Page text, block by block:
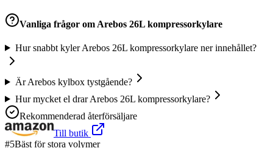
Vanliga frågor om Arebos 26L kompressorkylare
Hur snabbt kyler Arebos 26L kompressorkylare ner innehållet?
Är Arebos kylbox tystgående?
Hur mycket el drar Arebos 26L kompressorkylare?
Rekommenderad återförsäljare
Till butik
#5Bäst för stora volymer